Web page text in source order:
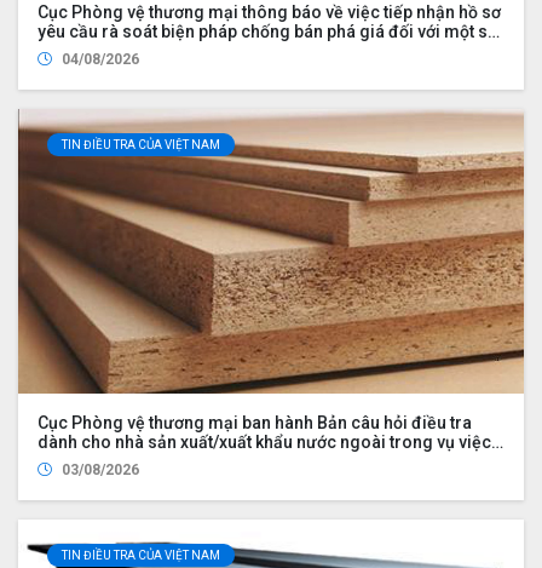
Cục Phòng vệ thương mại thông báo về việc tiếp nhận hồ sơ
yêu cầu rà soát biện pháp chống bán phá giá đối với một số
sản phẩm nhôm có xuất xứ từ Cộng hòa nhân dân Trung
Hoa
04/08/2026
TIN ĐIỀU TRA CỦA VIỆT NAM
Cục Phòng vệ thương mại ban hành Bản câu hỏi điều tra
dành cho nhà sản xuất/xuất khẩu nước ngoài trong vụ việc
rà soát nhà xuất khẩu mới trong vụ việc áp dụng biện pháp
chống bán phá giá đối với một số sản phẩm ván sợi gỗ (mã
số vụ việc NR01.AD21)
03/08/2026
TIN ĐIỀU TRA CỦA VIỆT NAM